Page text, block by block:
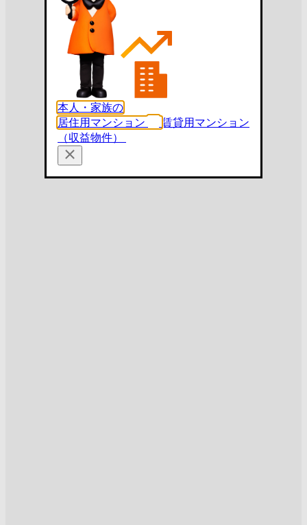
本人・家族の
居住用マンション
賃貸用マンション
（収益物件）